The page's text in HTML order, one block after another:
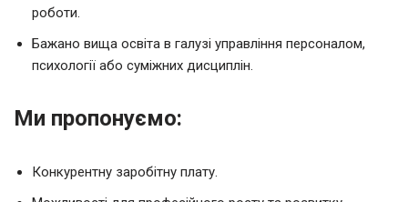
роботи.
Бажано вища освіта в галузі управління персоналом,
психології або суміжних дисциплін.
Ми пропонуємо:
Конкурентну заробітну плату.